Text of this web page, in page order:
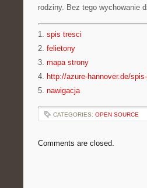
rodziny. Bez tego wychowanie
1. spis tresci
2. felietony
3. mapa strony
4. http://azure-hannover.de/
5. nawigacja
CATEGORIES: OPEN SOURCE
Comments are closed.